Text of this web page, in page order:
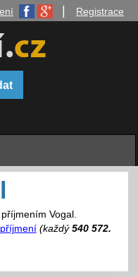
Registrace
Vogal.
(každý 540 572.